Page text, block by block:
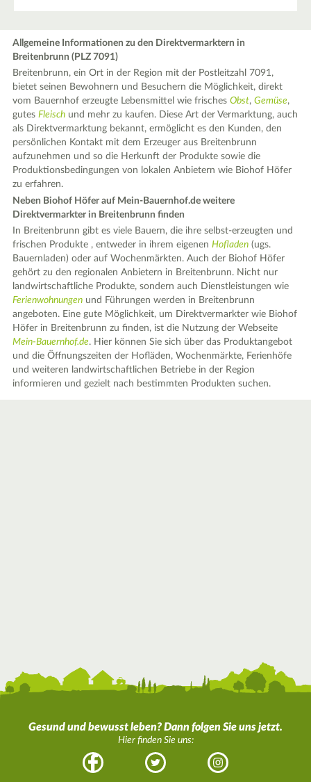
Allgemeine Informationen zu den Direktvermarktern in
Breitenbrunn (PLZ 7091)
Breitenbrunn, ein Ort in der Region mit der Postleitzahl 7091,
bietet seinen Bewohnern und Besuchern die Möglichkeit, direkt
vom Bauernhof erzeugte Lebensmittel wie frischesObst,Gemüse,
gutesFleisch und mehr zu kaufen. Diese Art der Vermarktung, auch
als Direktvermarktung bekannt, ermöglicht es den Kunden, den
persönlichen Kontakt mit dem Erzeuger aus Breitenbrunn
aufzunehmen und so die Herkunft der Produkte sowie die
Produktionsbedingungen von lokalen Anbietern wie Biohof Höfer
zu erfahren.
Neben Biohof Höfer auf Mein-Bauernhof.de weitere
Direktvermarkter in Breitenbrunn finden
In Breitenbrunn gibt es viele Bauern, die ihre selbst-erzeugten und
frischen Produkte , entweder in ihrem eigenenHofladen (ugs.
Bauernladen) oder auf Wochenmärkten. Auch der Biohof Höfer
gehört zu den regionalen Anbietern in Breitenbrunn. Nicht nur
landwirtschaftliche Produkte, sondern auch Dienstleistungen wie
Ferienwohnungen und Führungen werden in Breitenbrunn
angeboten. Eine gute Möglichkeit, um Direktvermarkter wie Biohof
Höfer in Breitenbrunn zu finden, ist die Nutzung der Webseite
Mein-Bauernhof.de. Hier können Sie sich über das Produktangebot
und die Öffnungszeiten der Hofläden, Wochenmärkte, Ferienhöfe
und weiteren landwirtschaftlichen Betriebe in der Region
informieren und gezielt nach bestimmten Produkten suchen.
Gesund und bewusst leben? Dann folgen Sie uns jetzt.
Hier finden Sie uns:
Facebook Twitter Instagram